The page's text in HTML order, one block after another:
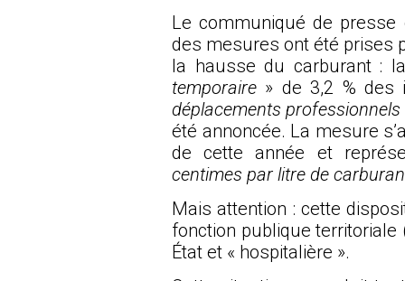
Le communiqué de
des mesures ont été prises
la hausse du carburant :
temporaire » de 3,2 % des
déplacements
été annoncée. La mesure
de cette année et
centimes par litre de
Mais attention : cette
fonction publique
État et « hospitalière ».